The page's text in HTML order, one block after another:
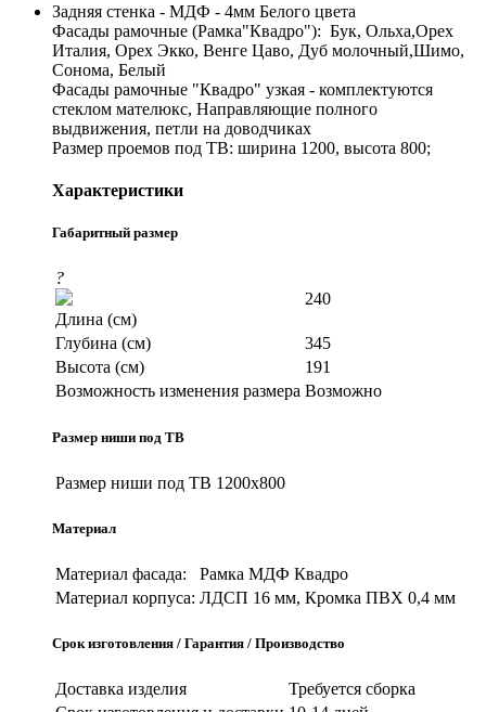
Задняя стенка - МДФ - 4мм Белого цвета
Фасады рамочные (Рамка"Квадро"): Бук, Ольха,Орех
Италия, Орех Экко, Венге Цаво, Дуб молочный,Шимо,
Сонома, Белый
Фасады рамочные "Квадро" узкая - комплектуются
стеклом мателюкс, Направляющие полного
выдвижения, петли на доводчиках
Размер проемов под ТВ: ширина 1200, высота 800;
Характеристики
Габаритный размер
?
Длина (см)
240
Глубина (см)
345
Высота (см)
191
Возможность изменения размера Возможно
Размер ниши под ТВ
Размер ниши под ТВ 1200х800
Материал
Материал фасада:
Рамка МДФ Квадро
Материал корпуса: ЛДСП 16 мм, Кромка ПВХ 0,4 мм
Срок изготовления / Гарантия / Производство
Доставка изделия
Требуется сборка